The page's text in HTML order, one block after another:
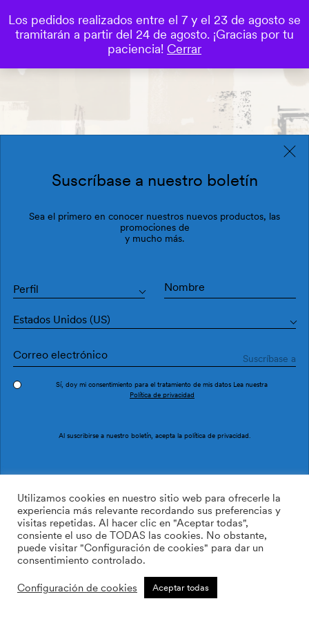
0
Ref. M5402-4
149.00 $ /m2
Non-woven
Suscríbase a nuestro boletín
Sea el primero en conocer nuestros nuevos productos, las
promociones de
y mucho más.
Perfil
Estados Unidos (US)
Sí, doy mi consentimiento para el tratamiento de mis datos Lea nuestra
Política de privacidad
Al suscribirse a nuestro boletín, acepta la política de privacidad
Utilizamos cookies en nuestro sitio web para ofrecerle la
experiencia más relevante recordando sus preferencias y
visitas repetidas. Al hacer clic en "Aceptar todas",
consiente el uso de TODAS las cookies. No obstante,
puede visitar "Configuración de cookies" para dar un
consentimiento controlado.
Configuración de cookies Aceptar todas
Los pedidos realizados entre el 7 y el 23 de agosto se
tramitarán a partir del 24 de agosto. ¡Gracias por tu
paciencia! Cerrar